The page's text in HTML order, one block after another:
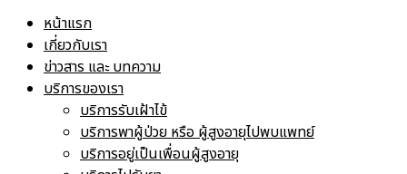
หน้าแรก
เกี่ยวกับเรา
ข่าวสาร และ บทความ
บริการของเรา
บริการรับเฝ้าไข้
บริการพาผู้ป่วย หรือ ผู้สูงอายุไปพบแพทย์
บริการอยู่เป็นเพื่อนผู้สูงอายุ